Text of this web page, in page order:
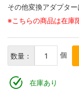
その他変換アダプター
※こちらの商品は在庫
数量： 個
在庫あり